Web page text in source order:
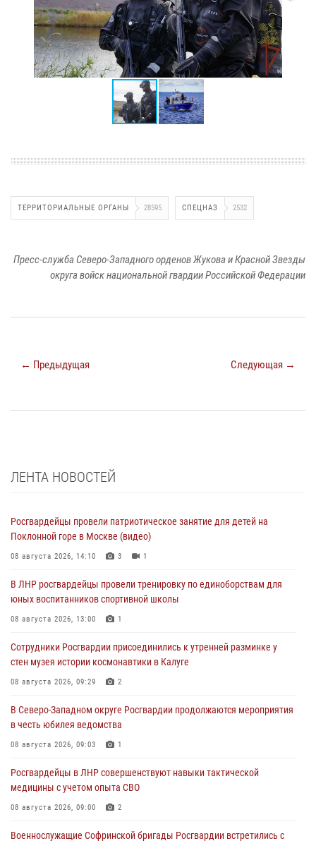
ТЕРРИТОРИАЛЬНЫЕ ОРГАНЫ 28595 СПЕЦНАЗ 2532
Пресс-служба Северо-Западного орденов Жукова и Красной Звезды
округа войск национальной гвардии Российской Федерации
← Предыдущая Следующая →
ЛЕНТА НОВОСТЕЙ
Росгвардейцы провели патриотическое занятие для детей на
Поклонной горе в Москве (видео)
08 августа 2026, 14:10 3 1
В ЛНР росгвардейцы провели тренировку по единоборствам для
юных воспитанников спортивной школы
08 августа 2026, 13:00 1
Сотрудники Росгвардии присоединились к утренней разминке у
стен музея истории космонавтики в Калуге
08 августа 2026, 09:29 2
В Северо-Западном округе Росгвардии продолжаются мероприятия
в честь юбилея ведомства
08 августа 2026, 09:03 1
Росгвардейцы в ЛНР совершенствуют навыки тактической
медицины с учетом опыта СВО
08 августа 2026, 09:00 2
Военнослужащие Софринской бригады Росгвардии встретились с